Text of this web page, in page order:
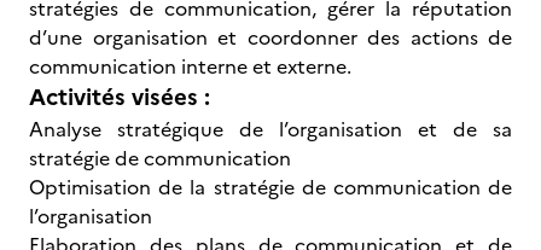
stratégies de communication, gérer la réputation
d’une organisation et coordonner des actions de
communication interne et externe.
Activités visées :
Analyse stratégique de l’organisation et de sa
stratégie de communication
Optimisation de la stratégie de communication de
l’organisation